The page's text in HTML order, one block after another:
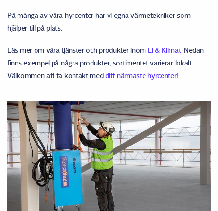
På många av våra hyrcenter har vi egna värmetekniker som
hjälper till på plats.
Läs mer om våra tjänster och produkter inom El & Klimat. Nedan
finns exempel på några produkter, sortimentet varierar lokalt.
Välkommen att ta kontakt medditt närmaste hyrcenter!